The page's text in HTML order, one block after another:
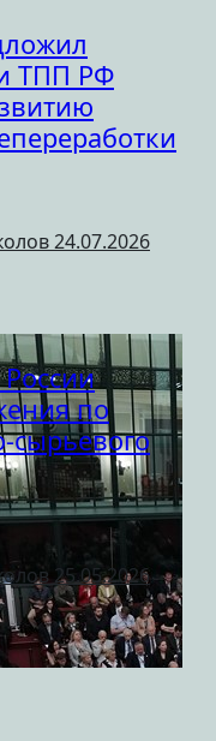
ТПП РФ
24.07.2026
по
сырьевого
25.05.2026